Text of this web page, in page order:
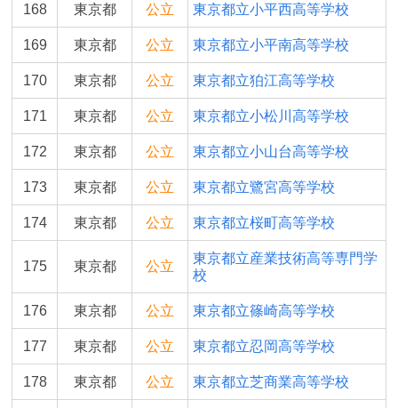
168 東京都 公立 東京都立小平西高等学校
169 東京都 公立 東京都立小平南高等学校
170 東京都 公立 東京都立狛江高等学校
171 東京都 公立 東京都立小松川高等学校
172 東京都 公立 東京都立小山台高等学校
173 東京都 公立 東京都立鷺宮高等学校
174 東京都 公立 東京都立桜町高等学校
175 東京都 公立
東京都立産業技術高等専門学
校
176 東京都 公立 東京都立篠崎高等学校
177 東京都 公立 東京都立忍岡高等学校
178 東京都 公立 東京都立芝商業高等学校